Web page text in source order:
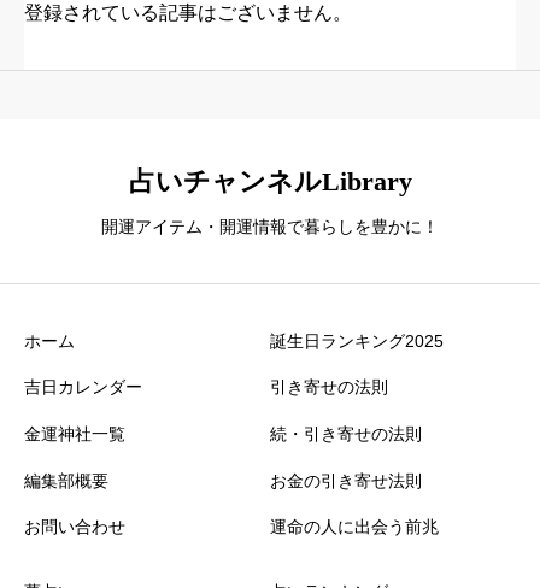
登録されている記事はございません。
占いチャンネルLibrary
開運アイテム・開運情報で暮らしを豊かに！
ホーム
吉日カレンダー
金運神社一覧
編集部概要
お問い合わせ
誕生日ランキング2025
引き寄せの法則
続・引き寄せの法則
お金の引き寄せ法則
運命の人に出会う前兆